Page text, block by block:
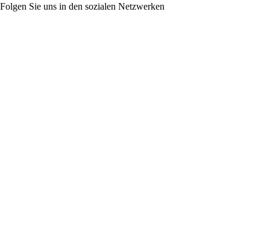
Folgen Sie uns in den sozialen Netzwerken